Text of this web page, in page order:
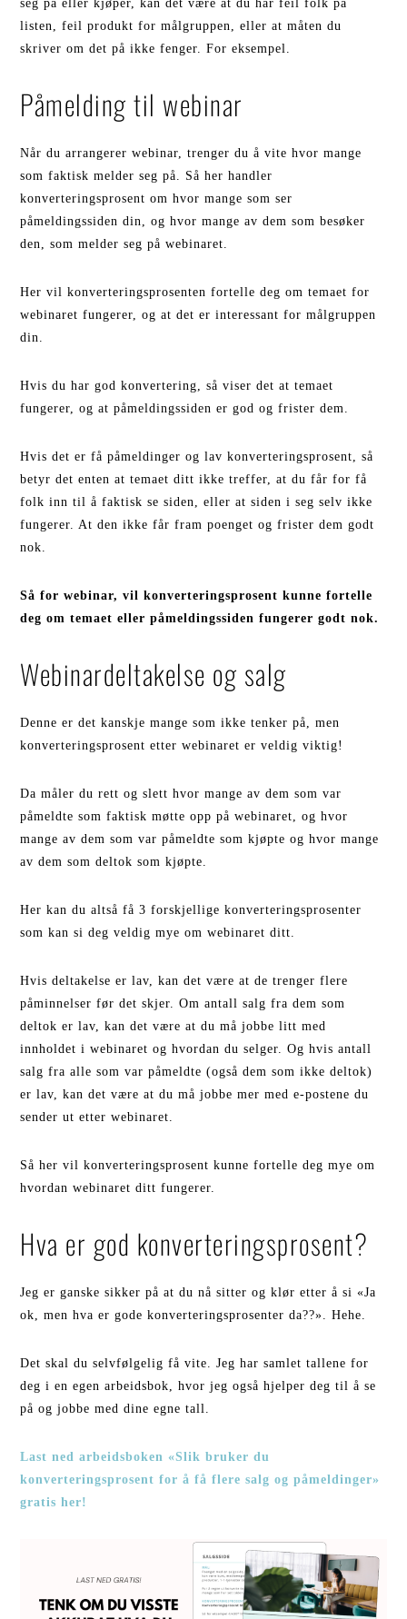
seg på eller kjøper, kan det være at du har feil folk på
listen, feil produkt for målgruppen, eller at måten du
skriver om det på ikke fenger. For eksempel.
Påmelding til webinar
Når du arrangerer webinar, trenger du å vite hvor mange
som faktisk melder seg på. Så her handler
konverteringsprosent om hvor mange som ser
påmeldingssiden din, og hvor mange av dem som besøker
den, som melder seg på webinaret.
Her vil konverteringsprosenten fortelle deg om temaet for
webinaret fungerer, og at det er interessant for målgruppen
din.
Hvis du har god konvertering, så viser det at temaet
fungerer, og at påmeldingssiden er god og frister dem.
Hvis det er få påmeldinger og lav konverteringsprosent, så
betyr det enten at temaet ditt ikke treffer, at du får for få
folk inn til å faktisk se siden, eller at siden i seg selv ikke
fungerer. At den ikke får fram poenget og frister dem godt
nok.
Så for webinar, vil konverteringsprosent kunne fortelle
deg om temaet eller påmeldingssiden fungerer godt nok.
Webinardeltakelse og salg
Denne er det kanskje mange som ikke tenker på, men
konverteringsprosent etter webinaret er veldig viktig!
Da måler du rett og slett hvor mange av dem som var
påmeldte som faktisk møtte opp på webinaret, og hvor
mange av dem som var påmeldte som kjøpte og hvor mange
av dem som deltok som kjøpte.
Her kan du altså få 3 forskjellige konverteringsprosenter
som kan si deg veldig mye om webinaret ditt.
Hvis deltakelse er lav, kan det være at de trenger flere
påminnelser før det skjer. Om antall salg fra dem som
deltok er lav, kan det være at du må jobbe litt med
innholdet i webinaret og hvordan du selger. Og hvis antall
salg fra alle som var påmeldte (også dem som ikke deltok)
er lav, kan det være at du må jobbe mer med e-postene du
sender ut etter webinaret.
Så her vil konverteringsprosent kunne fortelle deg mye om
hvordan webinaret ditt fungerer.
Hva er god konverteringsprosent?
Jeg er ganske sikker på at du nå sitter og klør etter å si «Ja
ok, men hva er gode konverteringsprosenter da??». Hehe.
Det skal du selvfølgelig få vite. Jeg har samlet tallene for
deg i en egen arbeidsbok, hvor jeg også hjelper deg til å se
på og jobbe med dine egne tall.
Last ned arbeidsboken «Slik bruker du
konverteringsprosent for å få flere salg og påmeldinger»
gratis her!